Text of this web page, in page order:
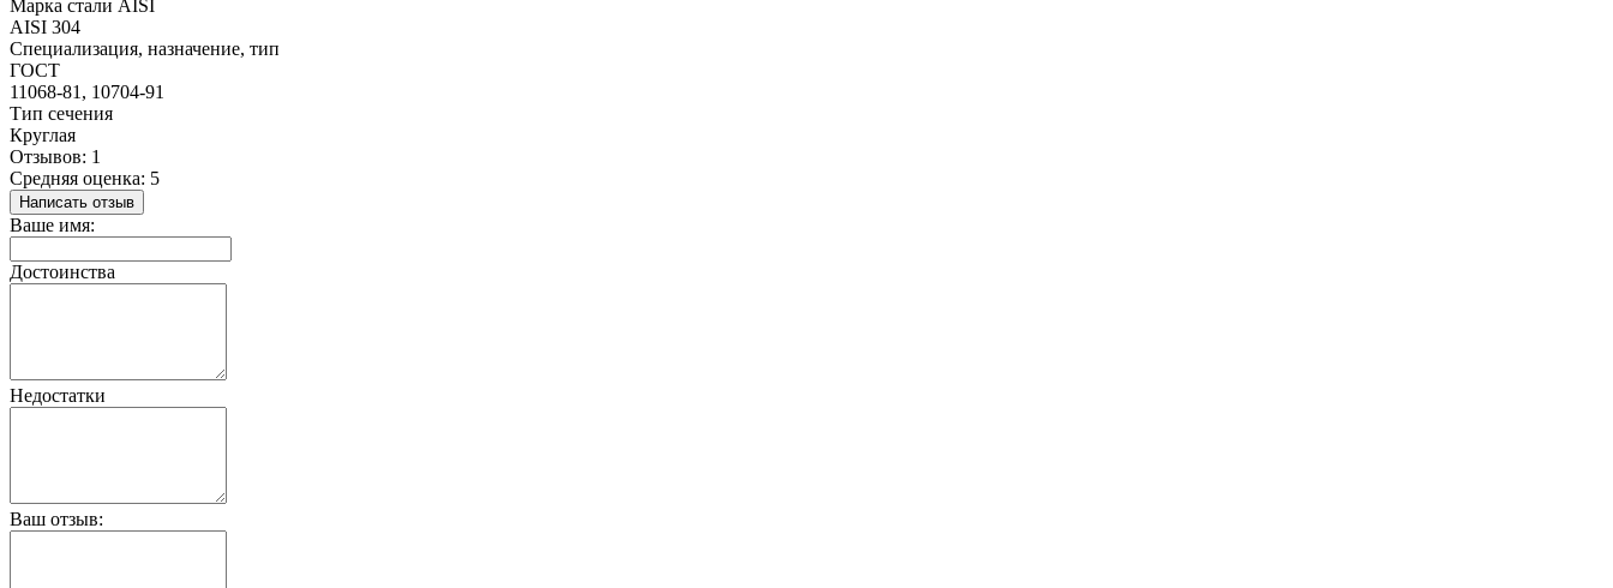
Марка стали AISI
AISI 304
Специализация, назначение, тип
ГОСТ
11068-81, 10704-91
Тип сечения
Круглая
Отзывов: 1
Средняя оценка: 5
Написать отзыв
Ваше имя:
Достоинства
Недостатки
Ваш отзыв: